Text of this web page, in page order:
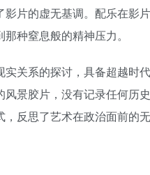
影片的虚无基调。配乐在影
种窒息般的精神压力。
实关系的探讨，具备超越时
风景胶片，没有记录任何历
，反思了艺术在政治面前的